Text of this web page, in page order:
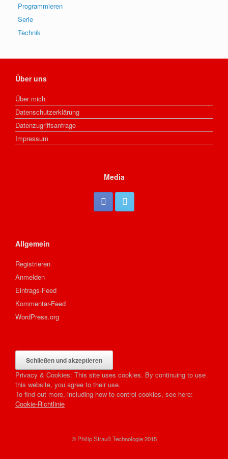
Programmieren
Serie
Technik
Über uns
Über mich
Datenschutzerklärung
Datenzugriffsanfrage
Impressum
Media
Allgemein
Registrieren
Anmelden
Eintrags-Feed
Kommentar-Feed
WordPress.org
Privacy & Cookies: This site uses cookies. By continuing to use
this website, you agree to their use.
To find out more, including how to control cookies, see here:
Cookie-Richtlinie
© Philip Strauß Technologie 2015